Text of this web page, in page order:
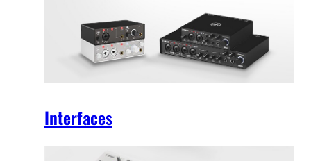
Interfaces